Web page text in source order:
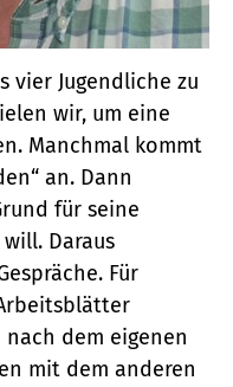
vier Jugendliche zu
wir, um eine
Manchmal kommt
an. Dann
für seine
Daraus
Für
nach dem eigenen
mit dem anderen